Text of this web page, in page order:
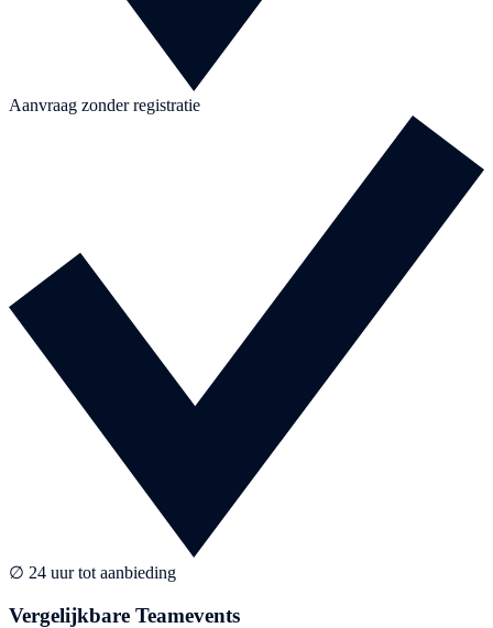
Aanvraag zonder registratie
∅ 24 uur tot aanbieding
Vergelijkbare Teamevents